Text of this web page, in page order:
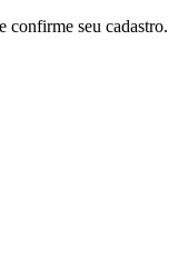
confirme seu cadastro.